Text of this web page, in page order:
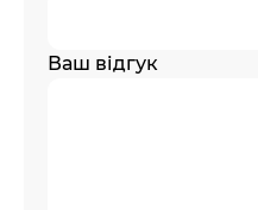
Ваш відгук